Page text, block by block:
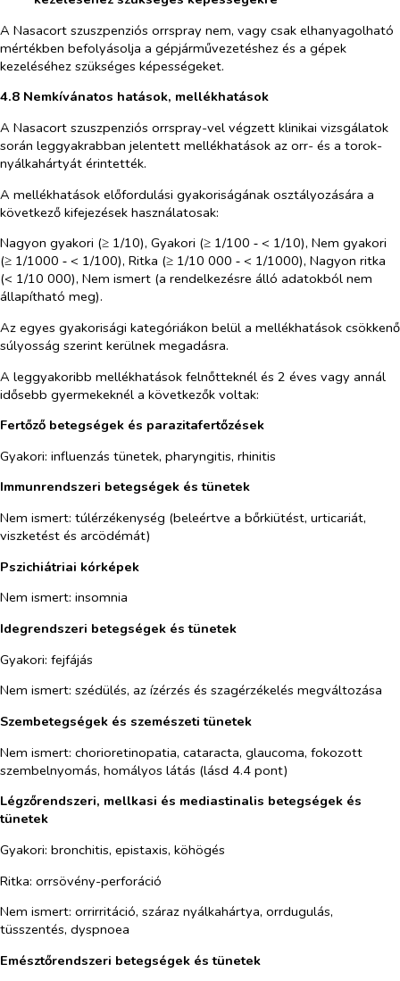
A Nasacort szuszpenziós orrspray nem, vagy csak elhanyagolható
mértékben befolyásolja a gépjárművezetéshez és a gépek
kezeléséhez szükséges képességeket.
4.8 Nemkívánatos hatások, mellékhatások
A Nasacort szuszpenziós orrspray-vel végzett klinikai vizsgálatok
során leggyakrabban jelentett mellékhatások az orr- és a torok-
nyálkahártyát érintették.
A mellékhatások előfordulási gyakoriságának osztályozására a
következő kifejezések használatosak:
Nagyon gyakori (≥ 1/10), Gyakori (≥ 1/100 ‑ < 1/10), Nem gyakori
(≥ 1/1000 ‑ < 1/100), Ritka (≥ 1/10 000 ‑ < 1/1000), Nagyon ritka
(< 1/10 000), Nem ismert (a rendelkezésre álló adatokból nem
állapítható meg).
Az egyes gyakorisági kategóriákon belül a mellékhatások csökkenő
súlyosság szerint kerülnek megadásra.
A leggyakoribb mellékhatások felnőtteknél és 2 éves vagy annál
idősebb gyermekeknél a következők voltak:
Fertőző betegségek és parazitafertőzések
Gyakori: influenzás tünetek, pharyngitis, rhinitis
Immunrendszeri betegségek és tünetek
Nem ismert: túlérzékenység (beleértve a bőrkiütést, urticariát,
viszketést és arcödémát)
Pszichiátriai kórképek
Nem ismert: insomnia
Idegrendszeri betegségek és tünetek
Gyakori: fejfájás
Nem ismert: szédülés, az ízérzés és szagérzékelés megváltozása
Szembetegségek és szemészeti tünetek
Nem ismert: chorioretinopatia, cataracta, glaucoma, fokozott
szembelnyomás, homályos látás (lásd 4.4 pont)
Légzőrendszeri, mellkasi és mediastinalis betegségek és
tünetek
Gyakori: bronchitis, epistaxis, köhögés
Ritka: orrsövény-perforáció
Nem ismert: orrirritáció, száraz nyálkahártya, orrdugulás,
tüsszentés, dyspnoea
Emésztőrendszeri betegségek és tünetek